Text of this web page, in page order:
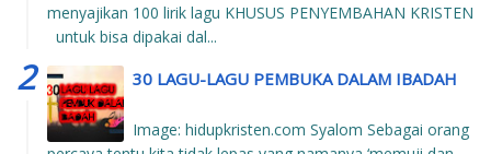
menyajikan 100 lirik lagu KHUSUS PENYEMBAHAN KRISTEN
untuk bisa dipakai dal...
30 LAGU-LAGU PEMBUKA DALAM IBADAH
Image: hidupkristen.com Syalom Sebagai orang